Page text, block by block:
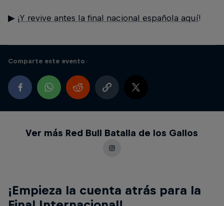
▶ ¡Y revive antes la final nacional española aquí!
Comparte este evento
Ver más Red Bull Batalla de los Gallos
¡Empieza la cuenta atrás para la